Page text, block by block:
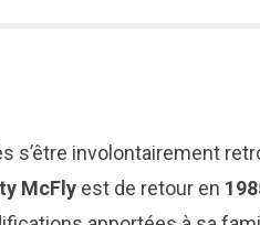
s’être involontairement
McFlyest de retour en